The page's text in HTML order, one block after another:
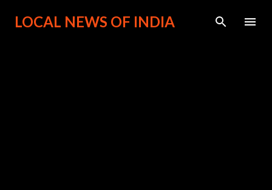
सीधे मुख्य सामग्री पर जाएं
LOCAL NEWS OF INDIA